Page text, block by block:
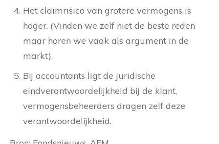
Het claimrisico van grotere vermogens is
hoger. (Vinden we zelf niet de beste reden
maar horen we vaak als argument in de
markt).
Bij accountants ligt de juridische
eindverantwoordelijkheid bij de klant,
vermogensbeheerders dragen zelf deze
verantwoordelijkheid.